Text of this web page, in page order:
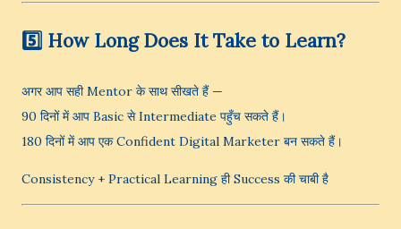
5️⃣ How Long Does It Take to Learn?
अगर आप सही Mentor के साथ सीखते हैं —
90 दिनों में आप Basic से Intermediate पहुँच सकते हैं।
180 दिनों में आप एक Confident Digital Marketer बन सकते हैं।
Consistency + Practical Learning ही Success की चाबी है